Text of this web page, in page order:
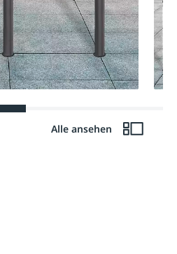
Alle ansehen